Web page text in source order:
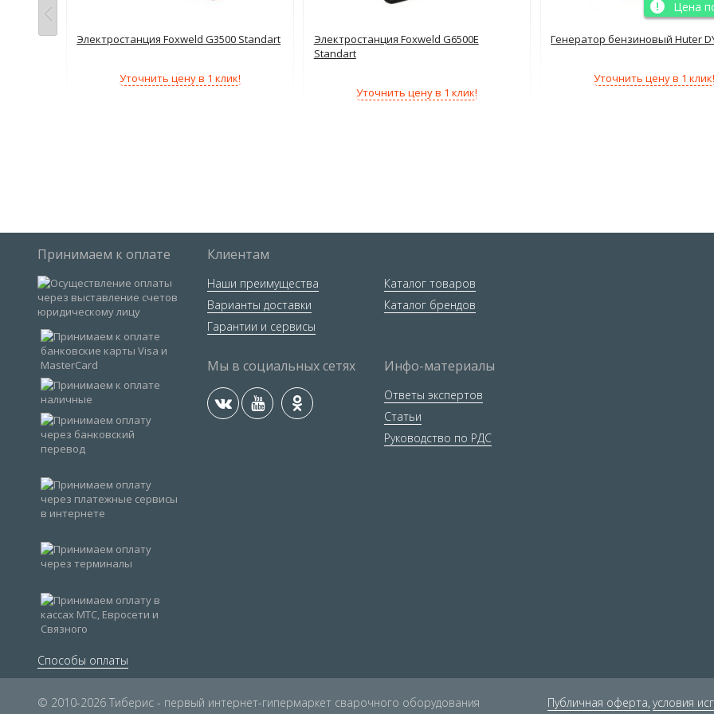
Электростанция Foxweld G3500 Standart
Уточнить цену в 1 клик!
Электростанция Foxweld G6500E
Standart
Уточнить цену в 1 клик!
Цена
Генератор бензиновый Huter
Уточнить цену в 1 клик!
Принимаем к оплате
Способы оплаты
Клиентам
Наши преимущества
Варианты доставки
Гарантии и сервисы
Каталог товаров
Каталог брендов
Мы в социальных сетях Инфо-материалы
Ответы экспертов
Статьи
Руководство по РДС
Публичная оферта, условия
© 2010-2026 Тиберис - первый интернет-гипермаркет сварочного оборудования